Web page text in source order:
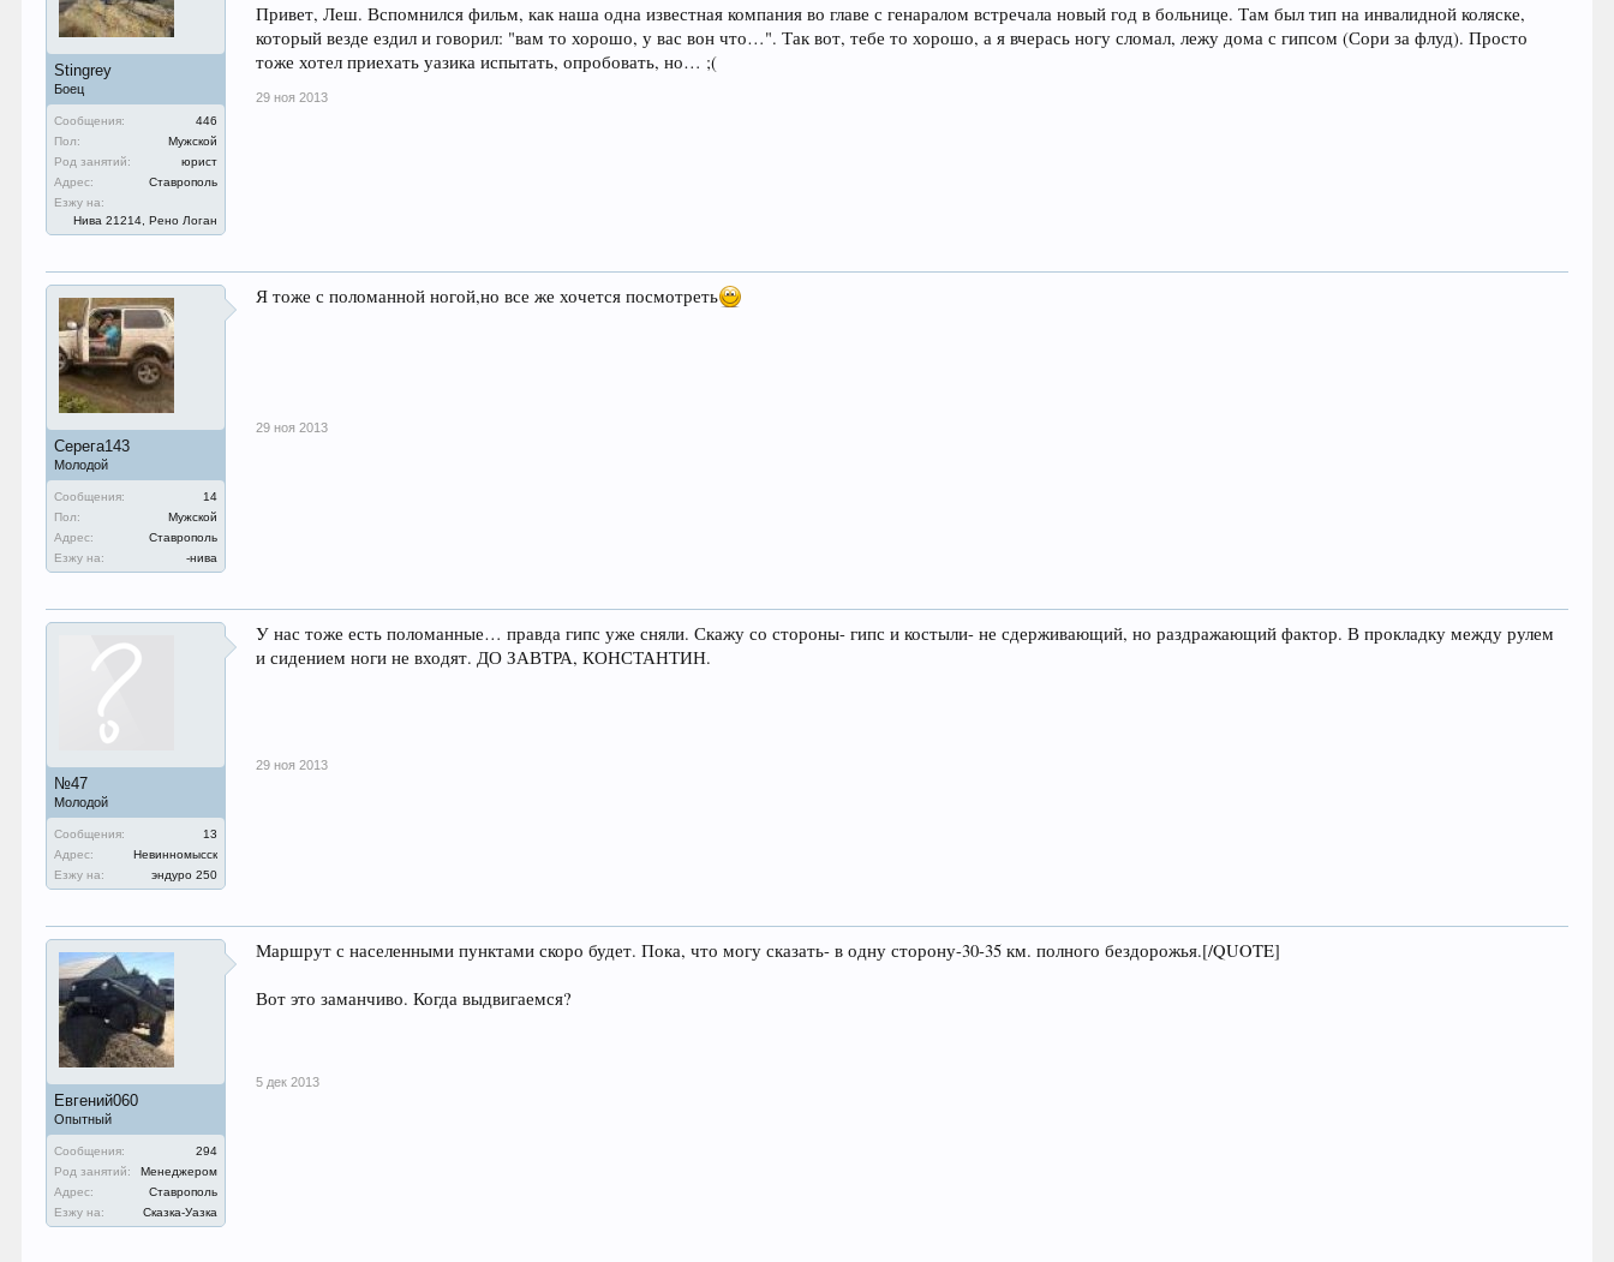
Stingrey
Боец
Сообщения:
446
Пол:
Мужской
Род занятий:
юрист
Адрес:
Ставрополь
Езжу на:
Нива 21214, Рено Логан
Привет, Леш. Вспомнился фильм, как наша одна известная компания во главе с генаралом встречала новый год в больнице. Там был тип на инвалидной коляске,
который везде ездил и говорил: "вам то хорошо, у вас вон что…". Так вот, тебе то хорошо, а я вчерась ногу сломал, лежу дома с гипсом (Сори за флуд). Просто
тоже хотел приехать уазика испытать, опробовать, но… ;(
29 ноя 2013
Серега143
Молодой
Сообщения:
14
Пол:
Мужской
Адрес:
Ставрополь
Езжу на:
-нива
Я тоже с поломанной ногой,но все же хочется посмотреть
29 ноя 2013
№47
Молодой
Сообщения:
13
Адрес:
Невинномысск
Езжу на:
эндуро 250
У нас тоже есть поломанные… правда гипс уже сняли. Скажу со стороны- гипс и костыли- не сдерживающий, но раздражающий фактор. В прокладку между рулем
и сидением ноги не входят. ДО ЗАВТРА, КОНСТАНТИН.
29 ноя 2013
Евгений060
Опытный
Сообщения:
294
Род занятий:
Менеджером
Адрес:
Ставрополь
Езжу на:
Сказка-Уазка
Маршрут с населенными пунктами скоро будет. Пока, что могу сказать- в одну сторону-30-35 км. полного бездорожья.[/QUOTE]
Вот это заманчиво. Когда выдвигаемся?
5 дек 2013